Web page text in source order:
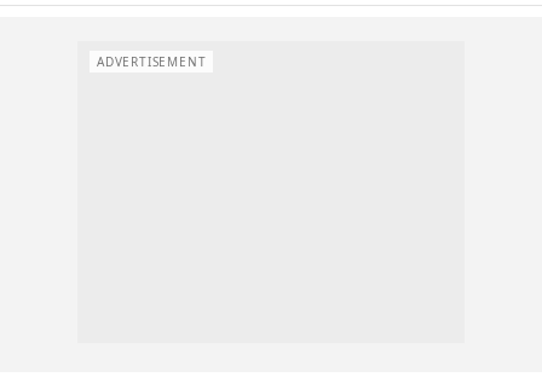
ADVERTISEMENT